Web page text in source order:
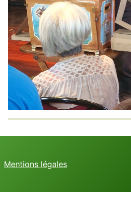
Mentions légales